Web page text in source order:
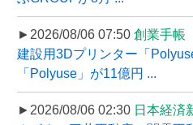
►2026/08/06 07:50 創業手帳
建設用3Dプリンター「
「Polyuse」が11億円 ...
►2026/08/06 02:30 日本経済